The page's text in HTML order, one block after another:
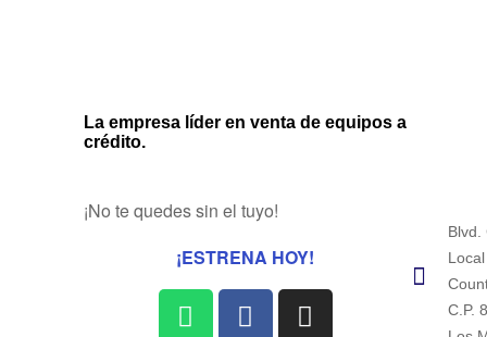
La empresa líder en venta de equipos a
crédito.
¡No te quedes sin el tuyo!
¡ESTRENA HOY!
Blvd.
C.P.